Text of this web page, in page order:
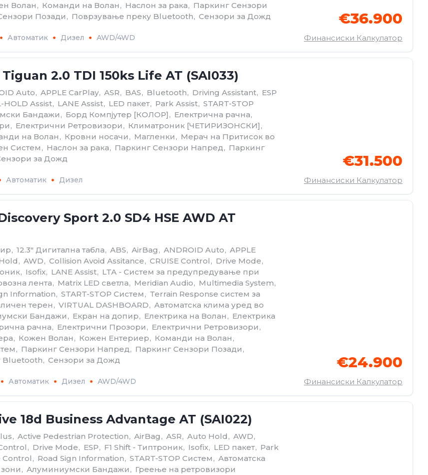
Волан , Команди на Волан , Наслон за рака, Паркинг Сензори
Позади , Поврзување преку Bluetooth, Сензори за Дожд
Автоматик Дизел AWD/4WD
€36.900
Финансиски Калкулатор
2.0 TDI 150ks Life AT (SAI033)
Auto, APPLE CarPlay, ASR, BAS, Bluetooth, Driving Assistant, ESP
HOLD Assist, LANE Assist, LED пакет, Park Assist, START-STOP
Бандажи , Борд Компјутер [КОЛОР] , Електрична рачна,
, Електрични Ретровизори , Климатроник [ЧЕТИРИЗОНСКИ] ,
на Волан , Кровни носачи , Магленки , Мерач на Притисок во
Систем , Наслон за рака, Паркинг Сензори Напред, Паркинг
за Дожд
Автоматик Дизел
€31.500
Финансиски Калкулатор
Sport 2.0 SD4 HSE AWD AT
, 12.3" Дигитална табла, ABS, AirBag , ANDROID Auto, APPLE
, AWD, Collision Avoid Assitance, CRUISE Control , Drive Mode,
, Isofix, LANE Assist, LTA - Систем за предупредување при
лента, Matrix LED светла, Meridian Audio, Multimedia System,
Information, START-STOP Систем , Terrain Response систем за
терен , VIRTUAL DASHBOARD, Автоматскa клима уред во
Бандажи , Екран на допир, Електрика на Волан , Електрика
рачна, Електрични Прозори , Електрични Ретровизори ,
, Кожен Волан , Кожен Ентериер, Команди на Волан ,
, Паркинг Сензори Напред, Паркинг Сензори Позади ,
Bluetooth, Сензори за Дожд
Автоматик Дизел AWD/4WD
€24.900
Финансиски Калкулатор
18d Business Advantage AT (SAI022)
, Active Pedestrian Protection, AirBag , ASR, Auto Hold , AWD,
, Drive Mode, ESP, F1 Shift - Типтроник, Isofix, LED пакет, Park
Control , Road Sign Information, START-STOP Систем , Автоматскa
, Алуминиумски Бандажи , Греење на ретровизори